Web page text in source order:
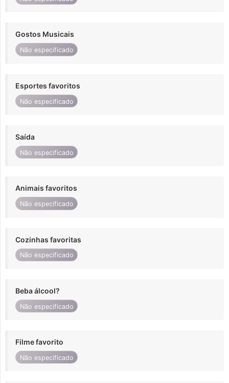
Gostos Musicais
Não especificado
Esportes favoritos
Não especificado
Saída
Não especificado
Animais favoritos
Não especificado
Cozinhas favoritas
Não especificado
Beba álcool?
Não especificado
Filme favorito
Não especificado